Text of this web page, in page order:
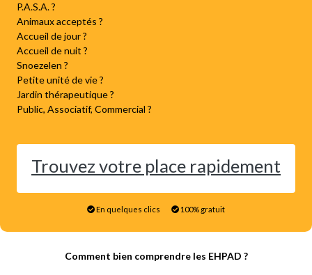
P.A.S.A. ?
Animaux acceptés ?
Accueil de jour ?
Accueil de nuit ?
Snoezelen ?
Petite unité de vie ?
Jardin thérapeutique ?
Public, Associatif, Commercial ?
Trouvez votre place rapidement
En quelques clics 100% gratuit
Comment bien comprendre les EHPAD ?